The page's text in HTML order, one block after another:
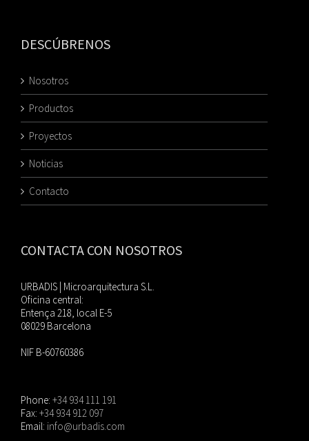
DESCÚBRENOS
Nosotros
Productos
Proyectos
Noticias
Contacto
CONTACTA CON NOSOTROS
URBADIS | Microarquitectura S.L.
Oficina central:
Entença 218, local E-5
08029 Barcelona
NIF B-60760386
Phone: +34 934 111 191
Fax: +34 934 912 097
Email: info@urbadis.com